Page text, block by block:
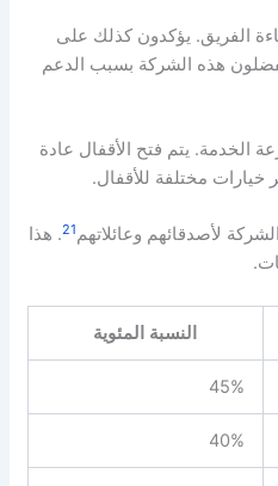
الفريق. يؤكدون كذلك على
هذه الشركة بسبب الدعم
الخدمة. يتم فتح الأقفال عادة
خيارات مختلفة للأقفال.
21. هذا
النسبة المئوية
45%
40%